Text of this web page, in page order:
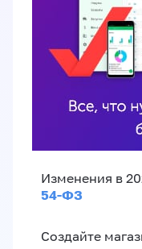
Изменения в
54-ФЗ
Создайте